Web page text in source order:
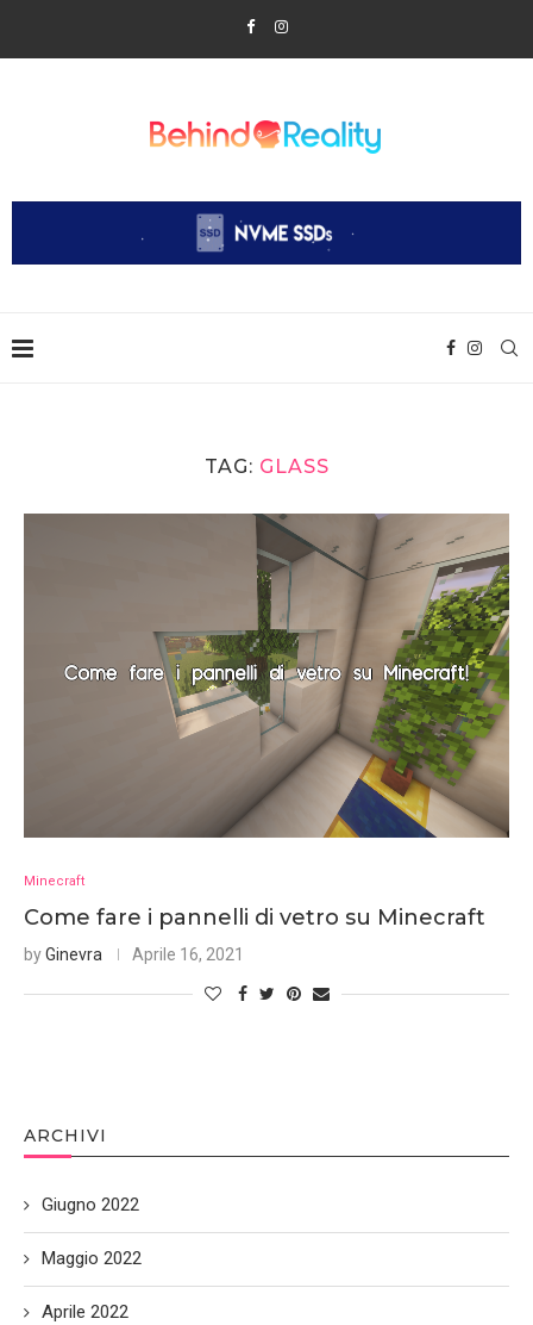
TAG: GLASS
Minecraft
Come fare i pannelli di vetro su Minecraft
byGinevra Aprile 16, 2021
ARCHIVI
Giugno 2022
Maggio 2022
Aprile 2022